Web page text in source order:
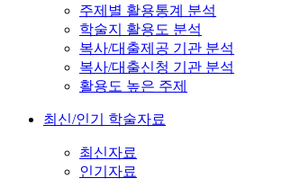
주제별 활용통계 분석
학술지 활용도 분석
복사/대출제공 기관 분석
복사/대출신청 기관 분석
활용도 높은 주제
최신/인기 학술자료
최신자료
인기자료